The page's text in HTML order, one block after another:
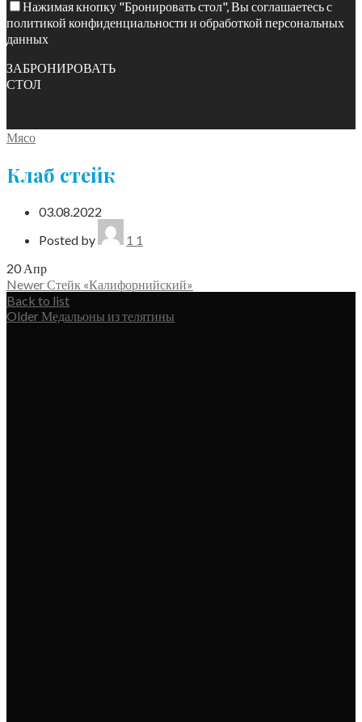
Нажимая кнопку "Бронировать стол", Вы соглашаетесь с
политикой конфиденциальности и обработкой персональных
данных
ЗАБРОНИРОВАТЬ
СТОЛ
Мясо
Клаб стейк
03.08.2022
Posted by
1 1
20Апр
NewerСтейк «Калифорнийский»
Back to list
OlderМедальоны из телятины